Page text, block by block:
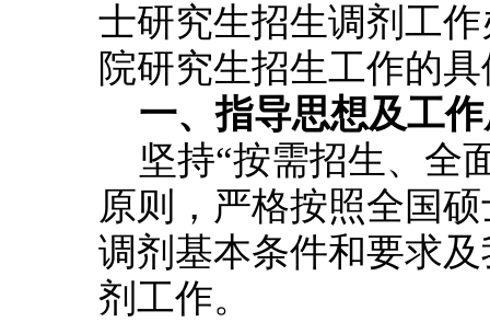
士研究生招生调剂工
院研究生招生工作的
一、指导思想及工
坚持“按需招生、全
原则，严格按照全国
调剂基本条件和要求
剂工作。